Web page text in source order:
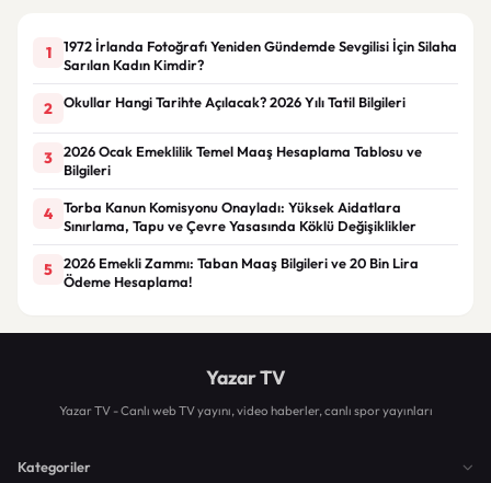
1
1972 İrlanda Fotoğrafı Yeniden Gündemde Sevgilisi İçin Silaha
Sarılan Kadın Kimdir?
2 Okullar Hangi Tarihte Açılacak? 2026 Yılı Tatil Bilgileri
3
2026 Ocak Emeklilik Temel Maaş Hesaplama Tablosu ve
Bilgileri
4
Torba Kanun Komisyonu Onayladı: Yüksek Aidatlara
Sınırlama, Tapu ve Çevre Yasasında Köklü Değişiklikler
5
2026 Emekli Zammı: Taban Maaş Bilgileri ve 20 Bin Lira
Ödeme Hesaplama!
Yazar TV
Yazar TV - Canlı web TV yayını, video haberler, canlı spor yayınları
Kategoriler